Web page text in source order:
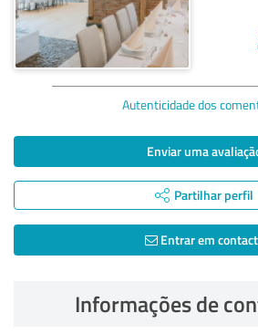
Autenticidade dos
Enviar uma
Partilhar perfil
Entrar em
Informações de